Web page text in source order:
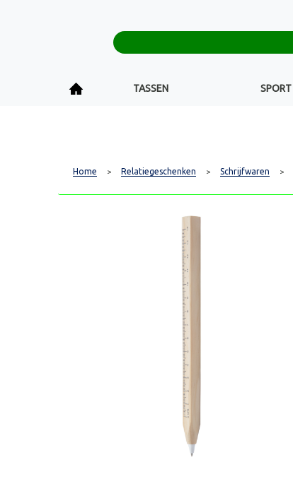
TASSEN SPORT
Home > Relatiegeschenken > Schrijfwaren >